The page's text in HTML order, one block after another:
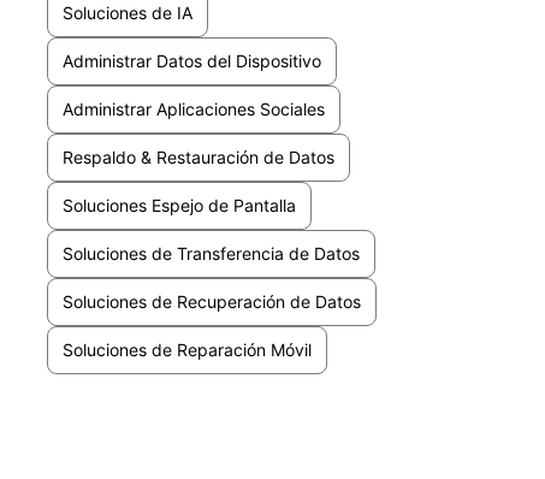
Soluciones de IA
Administrar Datos del Dispositivo
Administrar Aplicaciones Sociales
Respaldo & Restauración de Datos
Soluciones Espejo de Pantalla
Soluciones de Transferencia de Datos
Soluciones de Recuperación de Datos
Soluciones de Reparación Móvil